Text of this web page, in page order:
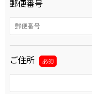
郵便番号
ご住所 必須